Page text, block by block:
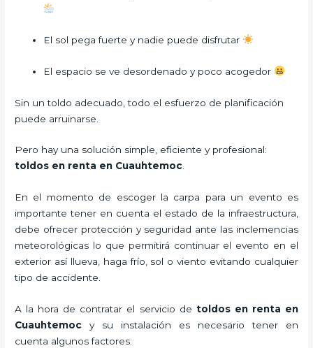
El sol pega fuerte y nadie puede disfrutar
El espacio se ve desordenado y poco acogedor
Sin un toldo adecuado, todo el esfuerzo de planificación
puede arruinarse.
Pero hay una solución simple, eficiente y profesional:
toldos en renta en Cuauhtemoc.
En el momento de escoger la carpa para un evento es
importante tener en cuenta el estado de la infraestructura,
debe ofrecer protección y seguridad ante las inclemencias
meteorológicas lo que permitirá continuar el evento en el
exterior así llueva, haga frío, sol o viento evitando cualquier
tipo de accidente.
A la hora de contratar el servicio de toldos en renta en
Cuauhtemoc y su instalación es necesario tener en
cuenta algunos factores: